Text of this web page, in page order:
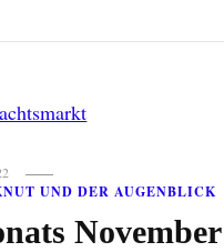
UND DER AUGENBLICK
November